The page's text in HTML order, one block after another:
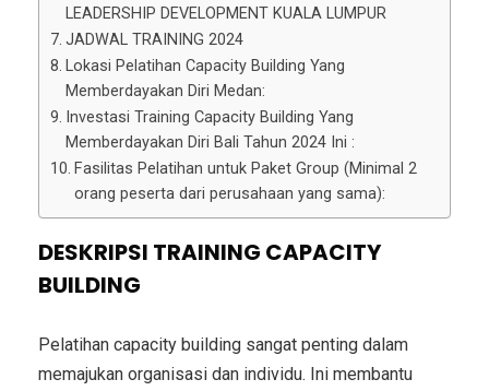
LEADERSHIP DEVELOPMENT KUALA LUMPUR
JADWAL TRAINING 2024
Lokasi Pelatihan Capacity Building Yang
Memberdayakan Diri Medan:
Investasi Training Capacity Building Yang
Memberdayakan Diri Bali Tahun 2024 Ini :
Fasilitas Pelatihan untuk Paket Group (Minimal 2
orang peserta dari perusahaan yang sama):
DESKRIPSI TRAINING CAPACITY
BUILDING
Pelatihan capacity building sangat penting dalam
memajukan organisasi dan individu. Ini membantu